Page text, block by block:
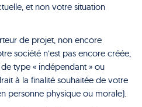
et non votre situation
de projet, non encore
société n’est pas encore créée,
type « indépendant » ou
à la finalité souhaitée de votre
personne physique ou morale).